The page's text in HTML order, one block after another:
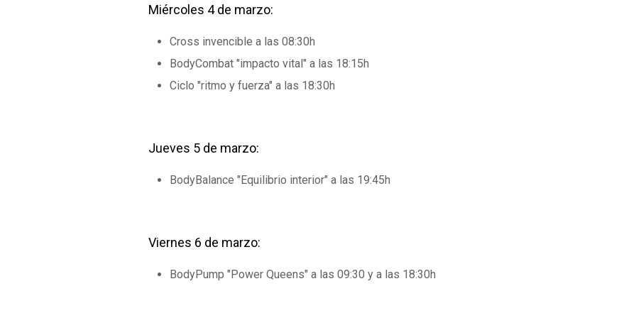
Miércoles 4 de marzo:
Cross invencible a las 08:30h
BodyCombat "impacto vital" a las 18:15h
Ciclo "ritmo y fuerza" a las 18:30h
Jueves 5 de marzo:
BodyBalance "Equilibrio interior" a las 19:45h
Viernes 6 de marzo:
BodyPump "Power Queens" a las 09:30 y a las 18:30h